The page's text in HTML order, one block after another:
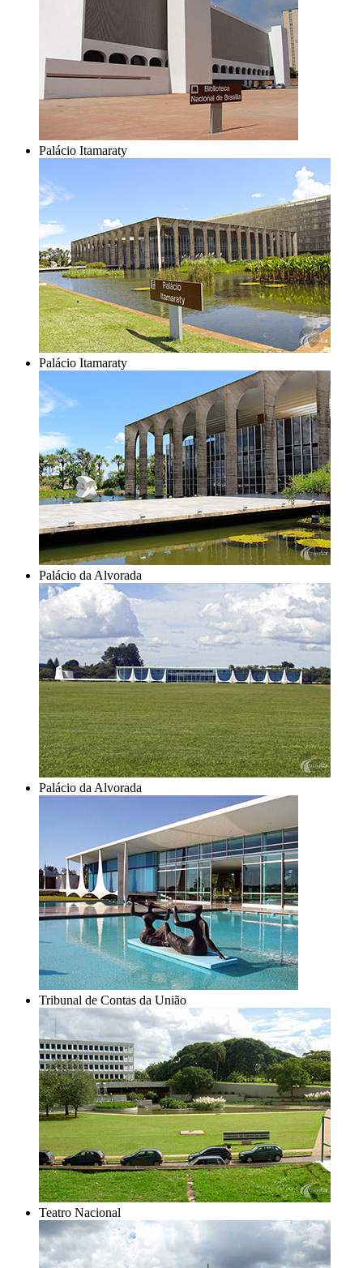
Palácio Itamaraty
Palácio Itamaraty
Palácio da Alvorada
Palácio da Alvorada
Tribunal de Contas da União
Teatro Nacional